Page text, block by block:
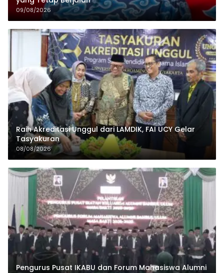
09/08/2026
Raih Akreditasi Unggul dari LAMDIK, FAI UCY Gelar
Tasyakuran
08/08/2026
Pengurus Pusat IKABU dan Forum Mahasiswa Alumni